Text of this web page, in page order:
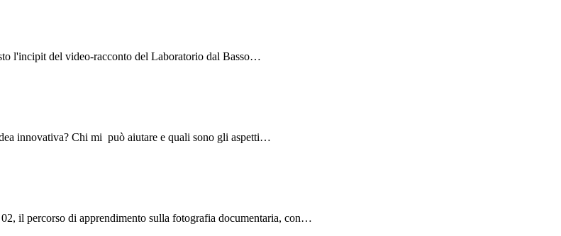
l'incipit del video-racconto del Laboratorio dal Basso…
innovativa? Chi mi può aiutare e quali sono gli aspetti…
il percorso di apprendimento sulla fotografia documentaria, con…